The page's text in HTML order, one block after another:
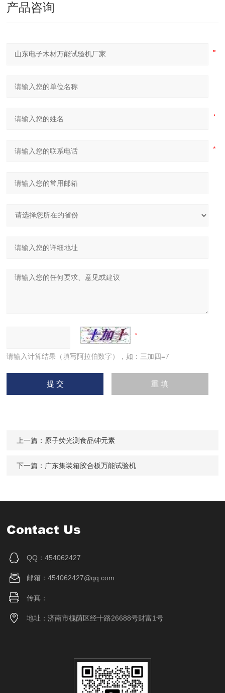
产品咨询
请输入计算结果（填写阿拉伯数字），如：三加四=7
上一篇： 原子荧光测食品砷元素
下一篇： 广东集装箱胶合板万能试验机
Contact Us
QQ：454062427
邮箱：454062427@qq.com
传真：
地址：济南市槐荫区经十路26688号财富1号